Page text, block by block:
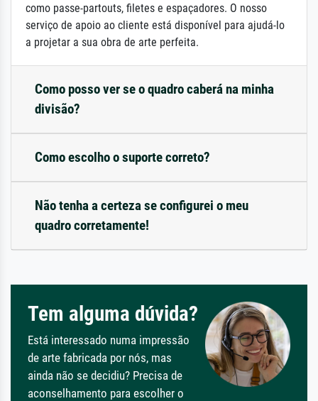
como passe-partouts, filetes e espaçadores. O nosso
serviço de apoio ao cliente está disponível para ajudá-lo
a projetar a sua obra de arte perfeita.
Como posso ver se o quadro caberá na minha
divisão?
Como escolho o suporte correto?
Não tenha a certeza se configurei o meu
quadro corretamente!
Tem alguma dúvida?
Está interessado numa impressão
de arte fabricada por nós, mas
ainda não se decidiu? Precisa de
aconselhamento para escolher o